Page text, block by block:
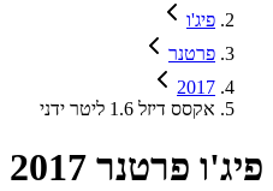
פיג'ו
פרטנר
2017
אקסס דיזל 1.6 ליטר ידני
פיג'ו פרטנר 2017